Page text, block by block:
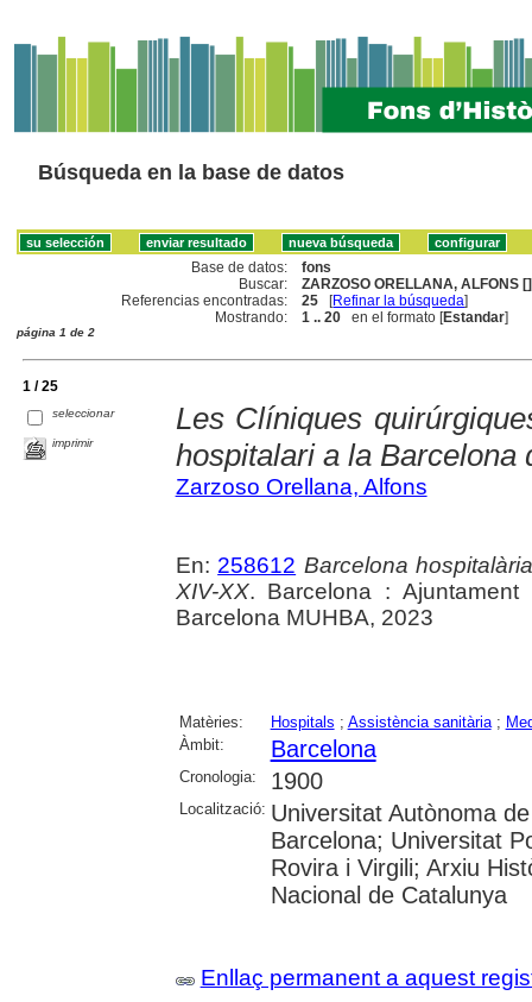
Búsqueda en la base de datos
Base de datos:
fons
Buscar:
ZARZOSO ORELLANA, ALFONS []
Referencias encontradas:
25 [Refinar la búsqueda]
Mostrando:
1 .. 20 en el formato [Estandar]
página 1 de 2
1 / 25
seleccionar
imprimir
Les Clíniques
hospitalari a la Barcelona
Zarzoso Orellana, Alfons
En: 258612 Barcelona
XIV-XX. Barcelona :
Barcelona MUHBA, 2023
Matèries: Hospitals ; Assistència sanitària;
Àmbit:
Barcelona
Cronologia: 1900
Localització: Universitat Autònoma
Barcelona; Universitat
Rovira i Virgili; Arxiu
Nacional de Catalunya
Enllaç permanent a aquest